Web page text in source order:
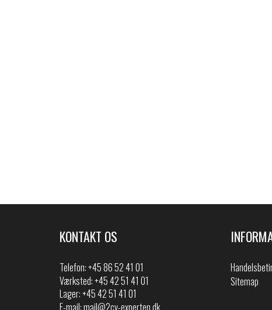
KONTAKT OS
Telefon:+45 86 52 41 01
Værksted: +45 42 51 41 01
Lager: +45 42 51 41 01
E-mail:mail@2cv-experten.dk
Sitemap